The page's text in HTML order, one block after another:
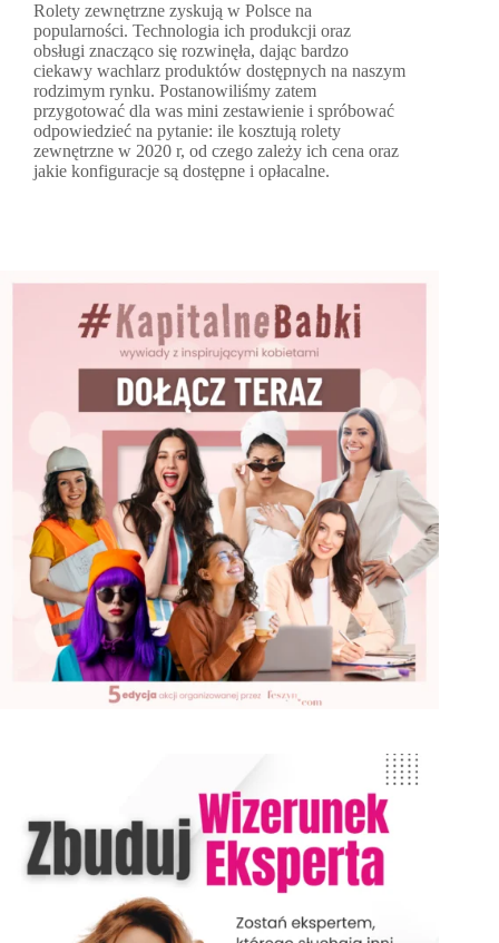
Rolety zewnętrzne zyskują w Polsce na
popularności. Technologia ich produkcji oraz
obsługi znacząco się rozwinęła, dając bardzo
ciekawy wachlarz produktów dostępnych na naszym
rodzimym rynku. Postanowiliśmy zatem
przygotować dla was mini zestawienie i spróbować
odpowiedzieć na pytanie: ile kosztują rolety
zewnętrzne w 2020 r, od czego zależy ich cena oraz
jakie konfiguracje są dostępne i opłacalne.